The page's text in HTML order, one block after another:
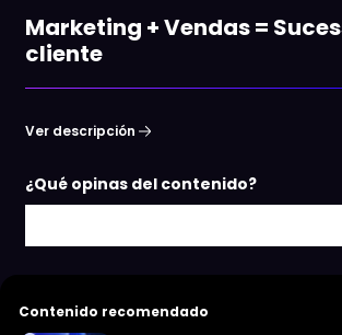
Marketing + Vendas =
cliente
Ver descripción
Por muito tempo Marketing e Vendas seguiram
próprios, entretanto, com o passar dos anos,
principal de qualquer estratégia: o sucesso do
¿Qué opinas del contenido?
Contenido recomendado